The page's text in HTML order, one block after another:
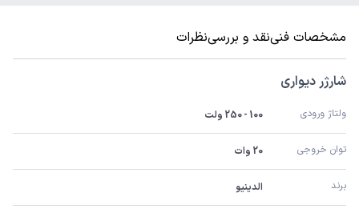
مشخصات فنینقد و بررسینظرات
شارژر دیواری
ولتاژ ورودی 100 - 250 ولت
توان خروجی 20 وات
برند الدینیو